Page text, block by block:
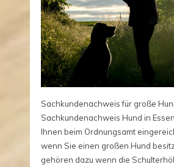
Sachkundenachweis für große
Sachkundenachweis Hund in
Ihnen beim Ordnungsamt
wenn Sie einen großen Hund
gehören dazu wenn die